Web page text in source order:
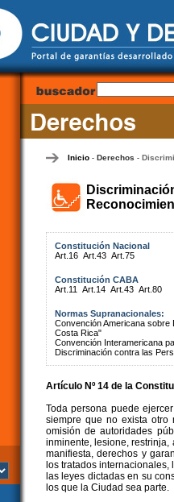
Inicio- Derechos -
Constitución Nacional
Art.16 Art.43 Art.75
Constitución CABA
Art.11
Art.14 Art.43 Art.80
Normas Supranacionales:
Convención Americana
Costa Rica"
Convención Interamericana
Discriminación contra las
Artículo Nº 14 de la
Toda persona puede
siempre que no exista otro
omisión de autoridades
inminente, lesione,
manifiesta, derechos y
los tratados
las leyes dictadas en su
los que la Ciudad sea parte.